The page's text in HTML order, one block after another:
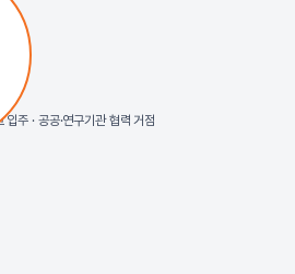
입주 · 공공·연구기관 협력 거점